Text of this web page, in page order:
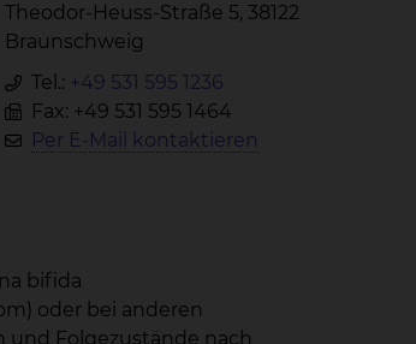
Theodor-Heuss-Straße 5, 38122
Braunschweig
Tel.: +49 531 595 1236
Fax: +49 531 595 1464
Per E-Mail kontaktieren
bifida
oder bei anderen
und Folgezustände nach